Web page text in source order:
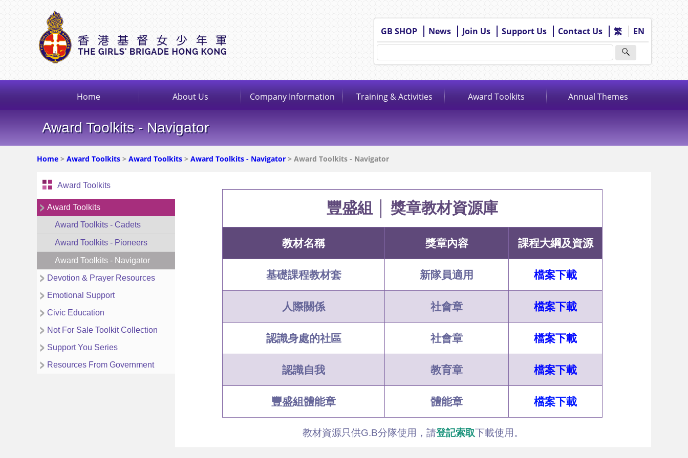
GB SHOP News Join Us Support Us Contact Us 繁 EN
Home About Us Company Information Training & Activities Award Toolkits Annual Themes
Award Toolkits - Navigator
Home > Award Toolkits > Award Toolkits > Award Toolkits - Navigator > Award Toolkits - Navigator
Award Toolkits
Award Toolkits
Award Toolkits - Cadets
Award Toolkits - Pioneers
Award Toolkits - Navigator
Devotion & Prayer Resources
Emotional Support
Civic Education
Not For Sale Toolkit Collection
Support You Series
Resources From Government
豐盛組 │ 獎章教材資源庫
教材名稱 獎章內容 課程大綱及資源
基礎課程教材套 新隊員適用 檔案下載
人際關係 社會章 檔案下載
認識身處的社區 社會章 檔案下載
認識自我 教育章 檔案下載
豐盛組體能章 體能章 檔案下載
教材資源只供G.B分隊使用， 請登記索取下載使用 。